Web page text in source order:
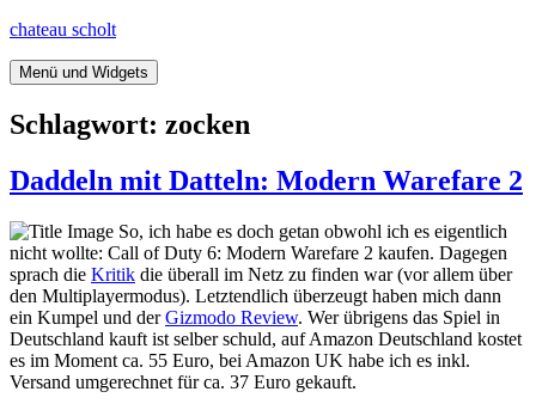
Springe
Inhalt
chateau scholt
Menü und Widgets
Schlagwort: zocken
Daddeln mit Datteln: Modern Warefare 2
So, ich habe es doch getan obwohl ich es eigentlich
nicht wollte: Call of Duty 6: Modern Warefare 2 kaufen. Dagegen
sprach die Kritik die überall im Netz zu finden war (vor allem über
den Multiplayermodus). Letztendlich überzeugt haben mich dann
ein Kumpel und derGizmodo Review. Wer übrigens das Spiel in
Deutschland kauft ist selber schuld, auf Amazon Deutschland kostet
es im Moment ca. 55 Euro, bei Amazon UK habe ich es inkl.
Versand umgerechnet für ca. 37 Euro gekauft.